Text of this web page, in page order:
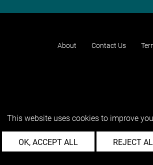
About Contact Us
This website uses cookies to improve
OK, ACCEPT ALL REJECT